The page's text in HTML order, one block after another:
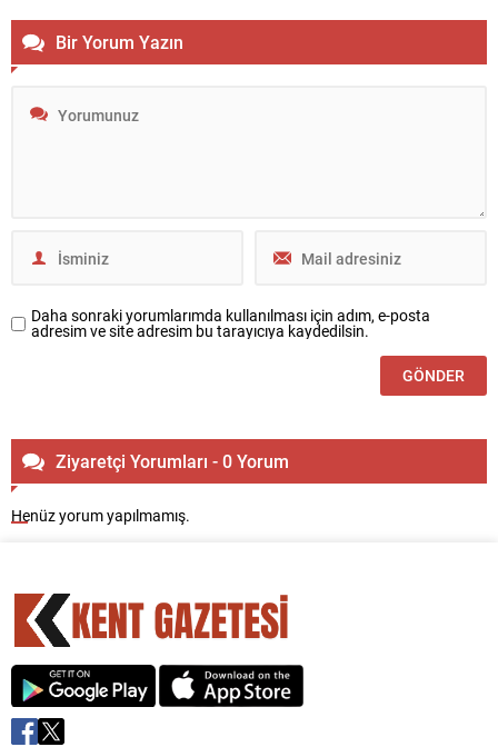
Bir Yorum Yazın
Daha sonraki yorumlarımda kullanılması için adım, e-posta
adresim ve site adresim bu tarayıcıya kaydedilsin.
Ziyaretçi Yorumları - 0 Yorum
Henüz yorum yapılmamış.